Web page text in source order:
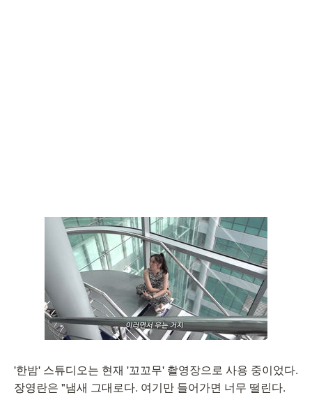
'한밤' 스튜디오는 현재 '꼬꼬무' 촬영장으로 사용 중이었다.
장영란은 "냄새 그대로다. 여기만 들어가면 너무 떨린다.